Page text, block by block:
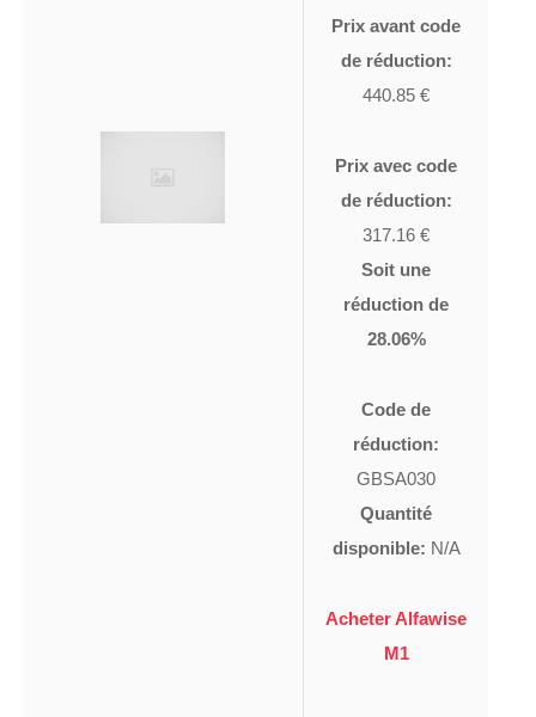
Prix avant code
de réduction:
440.85 €
Prix avec code
de réduction:
317.16 €
Soit une
réduction de
28.06%
Code de
réduction:
GBSA030
Quantité
disponible: N/A
Acheter Alfawise
M1